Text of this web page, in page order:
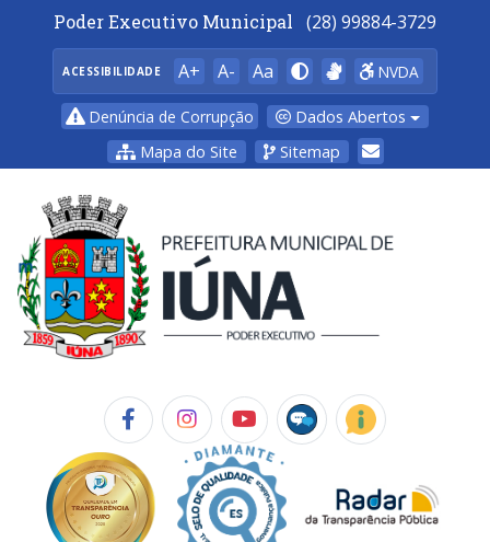
Poder Executivo Municipal (28) 99884-3729
ACESSIBILIDADE A+ A- Aa NVDA
Denúncia de Corrupção
Dados Abertos
Mapa do Site
Sitemap